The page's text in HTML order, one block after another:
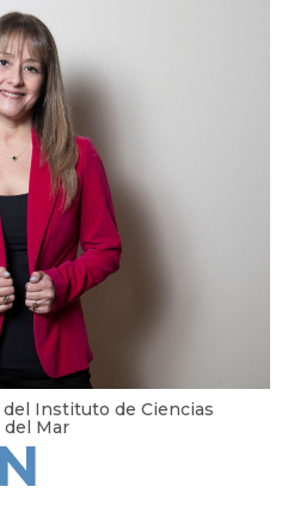
del Instituto de Ciencias
del Mar